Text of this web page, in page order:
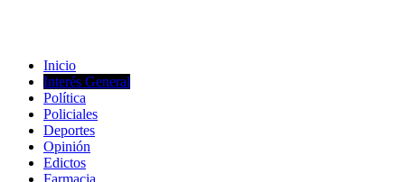
Inicio
Interés General
Política
Policiales
Deportes
Opinión
Edictos